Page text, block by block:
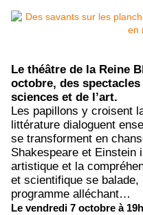
Le théâtre de la Reine
octobre, des
sciences et de l’art.
Les papillons y croisent
littérature dialoguent
se transforment en
Shakespeare et Einstein
artistique et la
et scientifique se
programme alléchant…
Le vendredi 7 octobre à 19h